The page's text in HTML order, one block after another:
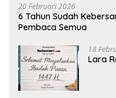
20 Februari 2026
6 Tahun Sudah
Pembaca Semua
18
Lara